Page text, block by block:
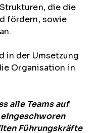
die die
fördern, sowie
in der Umsetzung
Organisation in
alle Teams auf
Führungskräfte